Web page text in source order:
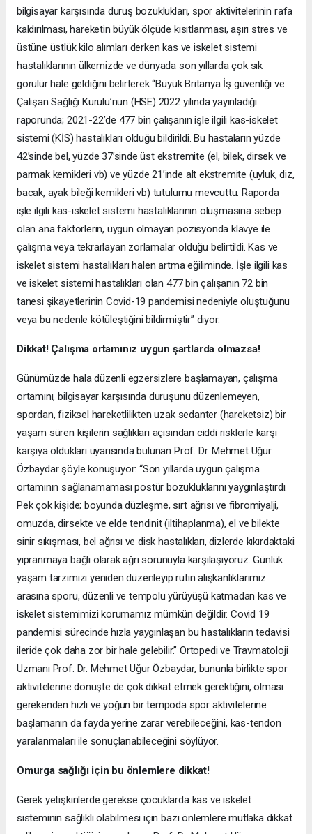
bilgisayar karşısında duruş bozuklukları, spor aktivitelerinin rafa
kaldırılması, hareketin büyük ölçüde kısıtlanması, aşırı stres ve
üstüne üstlük kilo alımları derken kas ve iskelet sistemi
hastalıklarının ülkemizde ve dünyada son yıllarda çok sık
görülür hale geldiğini belirterek “Büyük Britanya İş güvenliği ve
Çalışan Sağlığı Kurulu’nun (HSE) 2022 yılında yayınladığı
raporunda; 2021-22’de 477 bin çalışanın işle ilgili kas-iskelet
sistemi (KİS) hastalıkları olduğu bildirildi. Bu hastaların yüzde
42’sinde bel, yüzde 37’sinde üst ekstremite (el, bilek, dirsek ve
parmak kemikleri vb) ve yüzde 21’inde alt ekstremite (uyluk, diz,
bacak, ayak bileği kemikleri vb) tutulumu mevcuttu. Raporda
işle ilgili kas-iskelet sistemi hastalıklarının oluşmasına sebep
olan ana faktörlerin, uygun olmayan pozisyonda klavye ile
çalışma veya tekrarlayan zorlamalar olduğu belirtildi. Kas ve
iskelet sistemi hastalıkları halen artma eğiliminde. İşle ilgili kas
ve iskelet sistemi hastalıkları olan 477 bin çalışanın 72 bin
tanesi şikayetlerinin Covid-19 pandemisi nedeniyle oluştuğunu
veya bu nedenle kötüleştiğini bildirmiştir” diyor.
Dikkat! Çalışma ortamınız uygun şartlarda olmazsa!
Günümüzde hala düzenli egzersizlere başlamayan, çalışma
ortamını, bilgisayar karşısında duruşunu düzenlemeyen,
spordan, fiziksel hareketlilikten uzak sedanter (hareketsiz) bir
yaşam süren kişilerin sağlıkları açısından ciddi risklerle karşı
karşıya oldukları uyarısında bulunan Prof. Dr. Mehmet Uğur
Özbaydar şöyle konuşuyor: “Son yıllarda uygun çalışma
ortamının sağlanamaması postür bozukluklarını yaygınlaştırdı.
Pek çok kişide; boyunda düzleşme, sırt ağrısı ve fibromiyalji,
omuzda, dirsekte ve elde tendinit (iltihaplanma), el ve bilekte
sinir sıkışması, bel ağrısı ve disk hastalıkları, dizlerde kıkırdaktaki
yıpranmaya bağlı olarak ağrı sorunuyla karşılaşıyoruz. Günlük
yaşam tarzımızı yeniden düzenleyip rutin alışkanlıklarımız
arasına sporu, düzenli ve tempolu yürüyüşü katmadan kas ve
iskelet sistemimizi korumamız mümkün değildir. Covid 19
pandemisi sürecinde hızla yaygınlaşan bu hastalıkların tedavisi
ileride çok daha zor bir hale gelebilir.” Ortopedi ve Travmatoloji
Uzmanı Prof. Dr. Mehmet Uğur Özbaydar, bununla birlikte spor
aktivitelerine dönüşte de çok dikkat etmek gerektiğini, olması
gerekenden hızlı ve yoğun bir tempoda spor aktivitelerine
başlamanın da fayda yerine zarar verebileceğini, kas-tendon
yaralanmaları ile sonuçlanabileceğini söylüyor.
Omurga sağlığı için bu önlemlere dikkat!
Gerek yetişkinlerde gerekse çocuklarda kas ve iskelet
sisteminin sağlıklı olabilmesi için bazı önlemlere mutlaka dikkat